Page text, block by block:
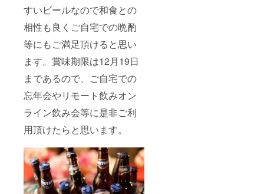
すいビールなので和食との
相性も良くご自宅での晩酌
等にもご満足頂けると思い
ます。賞味期限は12月19日
まであるので、ご自宅での
忘年会やリモート飲みオン
ライン飲み会等に是非ご利
用頂けたらと思います。